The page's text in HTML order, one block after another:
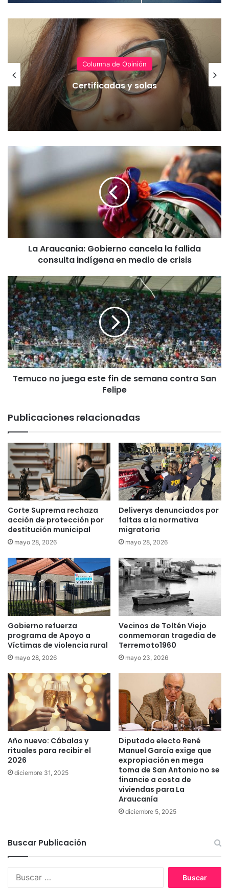
Columna de Opinión
Certificadas y solas
u
n
G
o
b
i
e
r
n
o
c
l
a
l
a
f
a
l
l
a
c
n
s
u
l
t
a
i
n
d
í
e
n
a
e
n
m
e
d
i
o
s
s
La Araucania: Gobierno cancela la fallida
consulta indígena en medio de crisis
T
e
m
u
c
o
n
o
j
e
s
t
e
f
i
n
d
e
s
e
m
n
a
c
o
n
t
r
a
S
a
F
e
i
p
e
Temuco no juega este fin de semana contra San
Felipe
Publicaciones relacionadas
Corte Suprema rechaza
acción de protección por
destitución municipal
mayo 28, 2026
Deliverys denunciados por
faltas a la normativa
migratoria
mayo 28, 2026
Gobierno refuerza
programa de Apoyo a
Víctimas de violencia rural
mayo 28, 2026
Vecinos de Toltén Viejo
conmemoran tragedia de
Terremoto1960
mayo 23, 2026
Año nuevo: Cábalas y
rituales para recibir el
2026
diciembre 31, 2025
Diputado electo René
Manuel García exige que
expropiación en mega
toma de San Antonio no se
financie a costa de
viviendas para La
Araucanía
diciembre 5, 2025
Buscar Publicación